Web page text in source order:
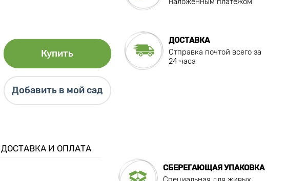
Купить
Добавить в мой сад
ДОСТАВКА
Отправка почтой всего за
24 часа
ДОСТАВКА И ОПЛАТА
СБЕРЕГАЮЩАЯ УПАКОВКА